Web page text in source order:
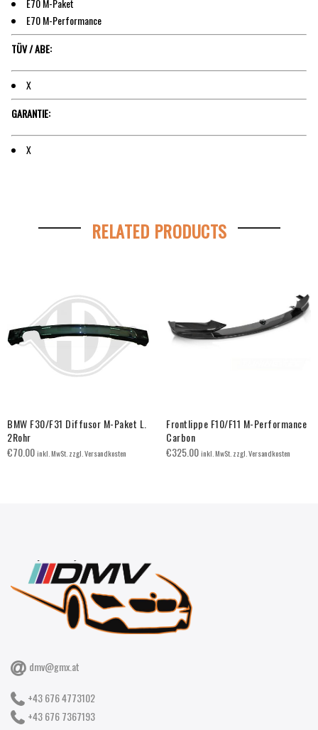
E70 M-Paket
E70 M-Performance
TÜV / ABE:
X
GARANTIE:
X
RELATED PRODUCTS
BMW F30/F31 Diffusor M-Paket L.
2Rohr
€70.00inkl. MwSt. zzgl. Versandkosten
Frontlippe F10/F11 M-Performance
Carbon
€325.00inkl. MwSt. zzgl. Versandkosten
dmv@gmx.at
+43 676 4773102
+43 676 7367193